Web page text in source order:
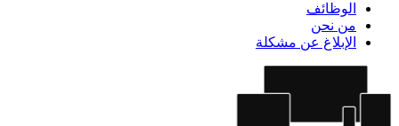
الوظائف
من نحن
الإبلاغ عن مشكلة